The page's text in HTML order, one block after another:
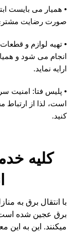
• همیار می بایست
صورت رضایت مشتری
• تهیه لوازم و
انجام می شود و
ارایه نماید.
• پلیس فتا: امنیت
است، لذا از ارتباط
کنید.
​کلیه
با انتقال برق به
برق عجین شده است.
میکنند. این به